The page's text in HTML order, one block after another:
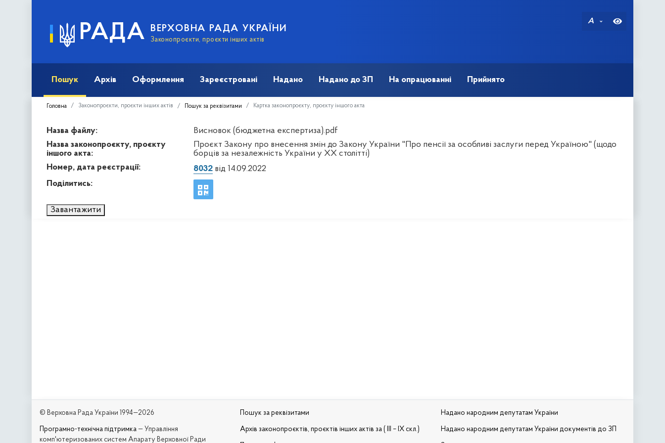
РАДА ВЕРХОВНА РАДА УКРАЇНИ
Законопроєкти, проєкти інших актів
A
Пошук Архів Оформлення Зареєстровані Надано Надано до ЗП На опрацюванні Прийнято
Головна Законопроєкти, проєкти інших актів Пошук за реквізитами Картка законопроєкту, проєкту іншого акта
Назва файлу:
Висновок (бюджетна експертиза).pdf
Назва законопроєкту, проєкту
іншого акта:
Проєкт Закону про внесення змін до Закону України "Про пенсії за особливі заслуги перед Україною" (щодо
борців за незалежність України у XX столітті)
Номер, дата реєстрації:
8032від 14.09.2022
Поділитись:
Завантажити
© Верховна Рада України 1994—2026
Програмно-технічна підтримка — Управління
комп'ютеризованих систем Апарату Верховної Ради
Пошук за реквізитами
Архів законопроєктів, проєктів інших актів за ( III – IX скл.)
Надано народним депутатам України
Надано народним депутатам України документів до ЗП